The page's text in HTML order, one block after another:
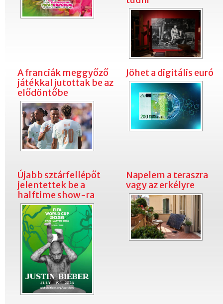
A franciák meggyőző
játékkal jutottak be az
elődöntőbe
Jöhet a digitális euró
Újabb sztárfellépőt
jelentettek be a
halftime show-ra
Napelem a teraszra
vagy az erkélyre